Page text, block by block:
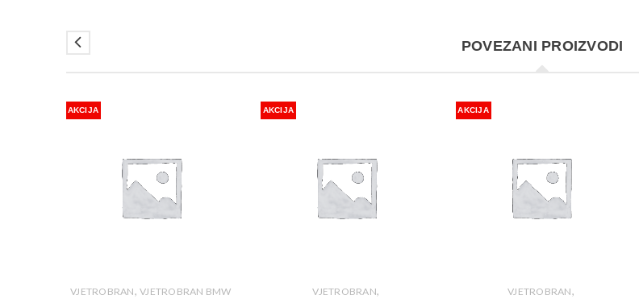
POVEZANI PROIZVODI
AKCIJA
VJETROBRAN,VJETROBRAN BMW
AKCIJA
VJETROBRAN,
AKCIJA
VJETROBRAN,